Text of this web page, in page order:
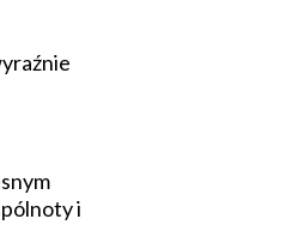
i